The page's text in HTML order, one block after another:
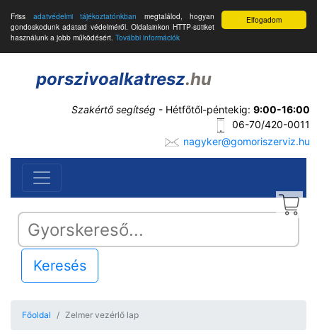
Elfogadom
Friss adatvédelmi tájékoztatónkban megtalálod, hogyan
gondoskodunk adataid védelméről. Oldalainkon HTTP-sütiket
használunk a jobb működésért. További információk
porszivoalkatresz.hu
Szakértő segítség - Hétfőtől-péntekig: 9:00-16:00
06-70/420-0011
nagyker@gomoriszerviz.hu
Keresés
Főoldal Zelmer vezérlő lap